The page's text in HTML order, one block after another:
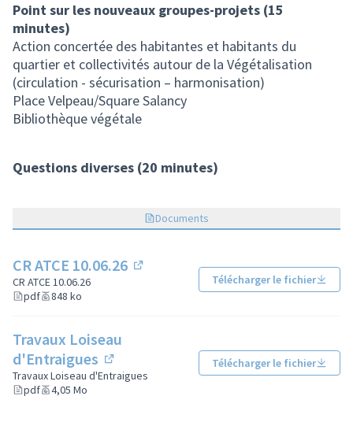
Point sur les nouveaux groupes-projets (15
minutes)
Action concertée des habitantes et habitants du
quartier et collectivités autour de la Végétalisation
(circulation - sécurisation – harmonisation)
Place Velpeau/Square Salancy
Bibliothèque végétale
Questions diverses (20 minutes)
Documents
CR ATCE 10.06.26
(Lien externe)
CR ATCE 10.06.26
pdf
848 ko
Télécharger le fichier
Travaux Loiseau
d'Entraigues
(Lien externe)
Travaux Loiseau d'Entraigues
pdf
4,05 Mo
Télécharger le fichier